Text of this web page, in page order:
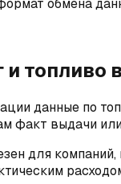
и топливо
данные по
факт выдачи
для